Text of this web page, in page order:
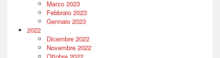
Marzo 2023
Febbraio 2023
Gennaio 2023
2022
Dicembre 2022
Novembre 2022